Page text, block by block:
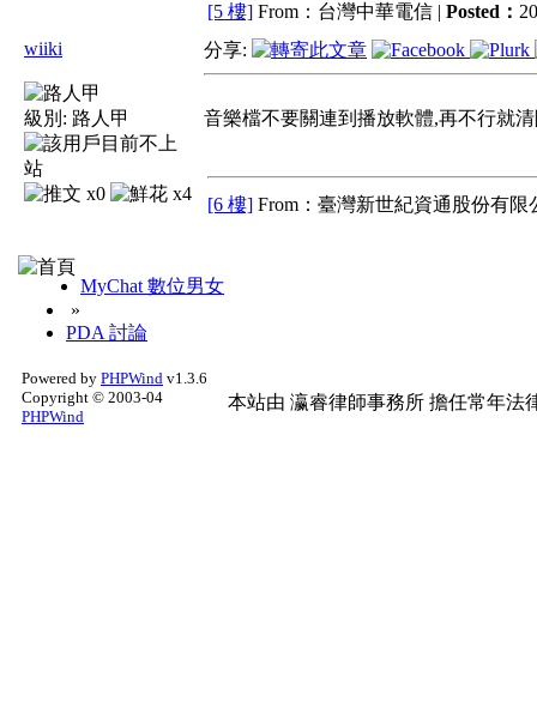
[5 樓] From：台灣中華電信 | Posted：
wiiki
級別: 路人甲
x0 x4
分享:
音樂檔不要關連到播放軟體,再不行就
[6 樓] From：臺灣新世紀資通股份有限
MyChat 數位男女
»
PDA 討論
Powered by PHPWind v1.3.6
Copyright © 2003-04
PHPWind
本站由 瀛睿律師事務所 擔任常年法